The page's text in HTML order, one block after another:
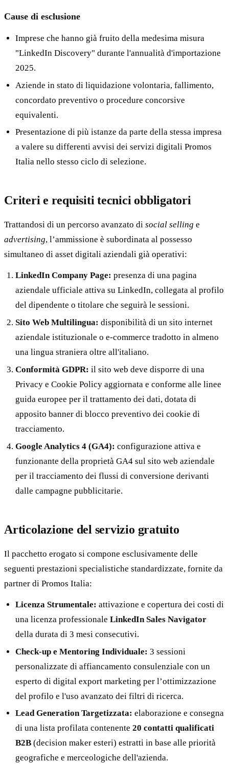
Cause di esclusione
Imprese che hanno già fruito della medesima misura
"LinkedIn Discovery" durante l'annualità d'importazione
2025.
Aziende in stato di liquidazione volontaria, fallimento,
concordato preventivo o procedure concorsive
equivalenti.
Presentazione di più istanze da parte della stessa impresa
a valere su differenti avvisi dei servizi digitali Promos
Italia nello stesso ciclo di selezione.
Criteri e requisiti tecnici obbligatori
Trattandosi di un percorso avanzato di social selling e
advertising, l’ammissione è subordinata al possesso
simultaneo di asset digitali aziendali già operativi:
LinkedIn Company Page: presenza di una pagina
aziendale ufficiale attiva su LinkedIn, collegata al profilo
del dipendente o titolare che seguirà le sessioni.
Sito Web Multilingua: disponibilità di un sito internet
aziendale istituzionale o e-commerce tradotto in almeno
una lingua straniera oltre all'italiano.
Conformità GDPR: il sito web deve disporre di una
Privacy e Cookie Policy aggiornata e conforme alle linee
guida europee per il trattamento dei dati, dotata di
apposito banner di blocco preventivo dei cookie di
tracciamento.
Google Analytics 4 (GA4): configurazione attiva e
funzionante della proprietà GA4 sul sito web aziendale
per il tracciamento dei flussi di conversione derivanti
dalle campagne pubblicitarie.
Articolazione del servizio gratuito
Il pacchetto erogato si compone esclusivamente delle
seguenti prestazioni specialistiche standardizzate, fornite da
partner di Promos Italia:
Licenza Strumentale: attivazione e copertura dei costi di
una licenza professionaleLinkedIn Sales Navigator
della durata di 3 mesi consecutivi.
Check-up e Mentoring Individuale: 3 sessioni
personalizzate di affiancamento consulenziale con un
esperto di digital export marketing per l’ottimizzazione
del profilo e l'uso avanzato dei filtri di ricerca.
Lead Generation Targetizzata: elaborazione e consegna
di una lista profilata contenente20 contatti qualificati
B2B (decision maker esteri) estratti in base alle priorità
geografiche e merceologiche dell'azienda.